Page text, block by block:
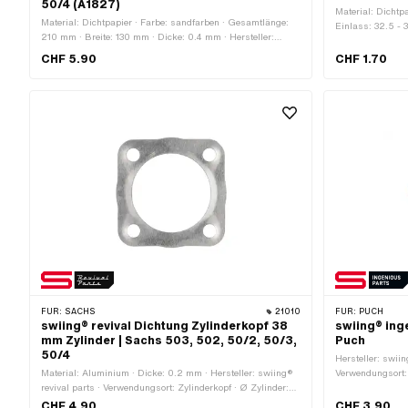
50/4 (A1827)
Material: Dichtpapier · Farbe: sandfarben · Gesamtlänge:
210 mm · Breite: 130 mm · Dicke: 0.4 mm · Hersteller:
Anzahl Bestandteile: 1 Stk. · Pony OEM-Nr.: A1827 · Sachs
CHF 5.90
Material:
Einlass: 32.5 -
CHF 1.70
FÜR: SACHS 21010
swiing® revival Dichtung Zylinderkopf 38
mm Zylinder | Sachs 503, 502, 50/2, 50/3,
50/4
Material: Aluminium · Dicke: 0.2 mm · Hersteller: swiing®
revival parts · Verwendungsort: Zylinderkopf · Ø Zylinder:
38 mm · Nenndurchmesser: 38 mm · Lochbild [mm]: 37 x 37
FÜR: PUCH
swiing®
Puch
Hersteller: